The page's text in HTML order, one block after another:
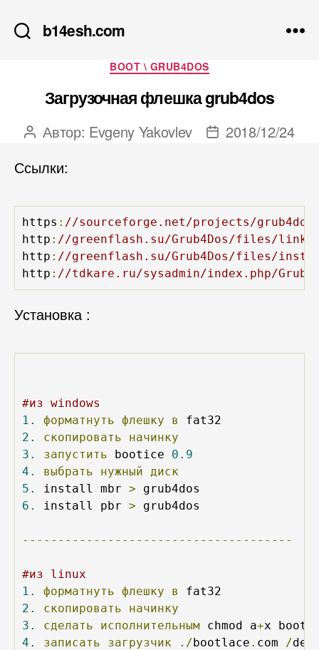
b14esh.com
Рубрики
BOOT \ GRUB4DOS
Загрузочная флешка grub4dos
Автор
Автор: Evgeny Yakovlev
Дата2018/12/24
Ссылки:
https : //sourceforge.net/projects/
http : //greenflash.su/Grub4Dos/files/
http : //greenflash.su/Grub4Dos/files/
http : //tdkare.ru/sysadmin/index.php/
Установка :
#из windows
1.
форматнуть флешку в
2.
скопировать
начинку
3.
запустить bootice 0.9
4.
выбрать нужный
диск
5.
install mbr >
6.
install pbr > grub4dos
--------------------------------------
#из linux
1.
форматнуть флешку в
2.
скопировать
начинку
3.
сделать исполнительным chmod a+x
4.
записать загрузчик ./bootlace . com /dev